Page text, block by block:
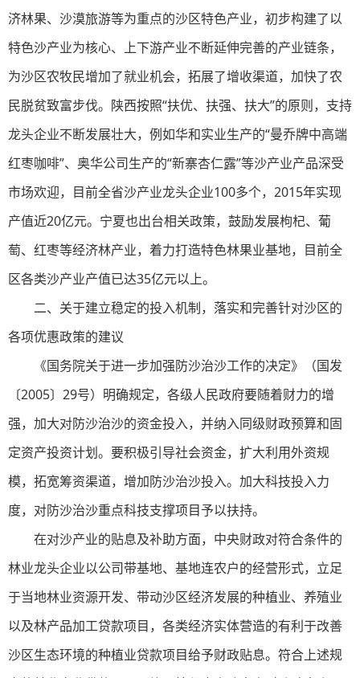
济林果、沙漠旅游等为重点的沙区特色产业，初步构建了以
特色沙产业为核心、上下游产业不断延伸完善的产业链条，
为沙区农牧民增加了就业机会，拓展了增收渠道，加快了农
民脱贫致富步伐。陕西按照“扶优、扶强、扶大”的原则，支持
龙头企业不断发展壮大，例如华和实业生产的“曼乔牌中高端
红枣咖啡”、奥华公司生产的“新寨杏仁露”等沙产业产品深受
市场欢迎，目前全省沙产业龙头企业100多个，2015年实现
产值近20亿元。宁夏也出台相关政策，鼓励发展枸杞、葡
萄、红枣等经济林产业，着力打造特色林果业基地，目前全
区各类沙产业产值已达35亿元以上。
二、关于建立稳定的投入机制，落实和完善针对沙区的
各项优惠政策的建议
《国务院关于进一步加强防沙治沙工作的决定》（国发
〔2005〕29号）明确规定，各级人民政府要随着财力的增
强，加大对防沙治沙的资金投入，并纳入同级财政预算和固
定资产投资计划。要积极引导社会资金，扩大利用外资规
模，拓宽筹资渠道，增加防沙治沙投入。加大科技投入力
度，对防沙治沙重点科技支撑项目予以扶持。
在对沙产业的贴息及补助方面，中央财政对符合条件的
林业龙头企业以公司带基地、基地连农户的经营形式，立足
于当地林业资源开发、带动沙区经济发展的种植业、养殖业
以及林产品加工贷款项目，各类经济实体营造的有利于改善
沙区生态环境的种植业贷款项目给予财政贴息。符合上述规